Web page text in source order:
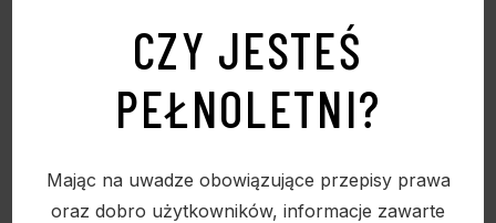
CZY JESTEŚ
PEŁNOLETNI?
Mając na uwadze obowiązujące przepisy prawa
oraz dobro użytkowników, informacje zawarte
13,50 zł
Sold